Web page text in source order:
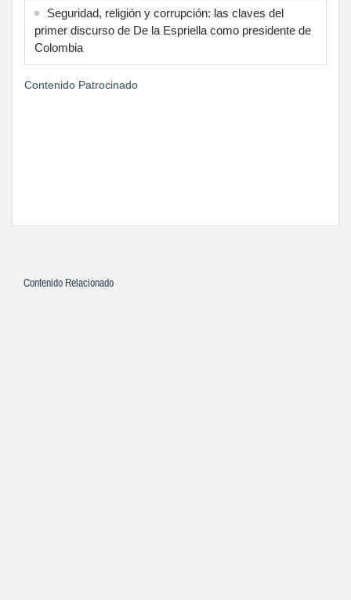
Seguridad, religión y corrupción: las claves del
primer discurso de De la Espriella como presidente de
Colombia
Contenido Patrocinado
Contenido Relacionado